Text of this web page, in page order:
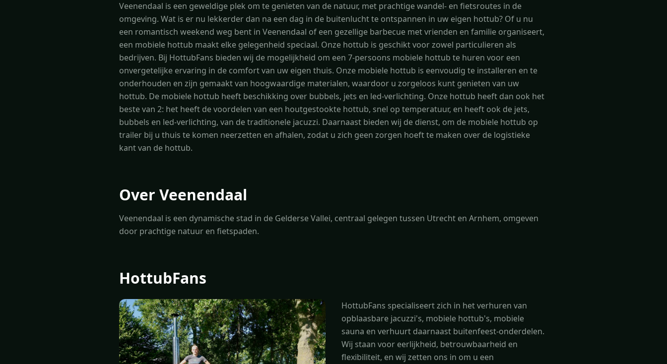
Veenendaal is een geweldige plek om te genieten van de natuur, met prachtige wandel- en fietsroutes in de
omgeving. Wat is er nu lekkerder dan na een dag in de buitenlucht te ontspannen in uw eigen hottub? Of u nu
een romantisch weekend weg bent in Veenendaal of een gezellige barbecue met vrienden en familie organiseert,
een mobiele hottub maakt elke gelegenheid speciaal. Onze hottub is geschikt voor zowel particulieren als
bedrijven. Bij HottubFans bieden wij de mogelijkheid om een 7-persoons mobiele hottub te huren voor een
onvergetelijke ervaring in de comfort van uw eigen thuis. Onze mobiele hottub is eenvoudig te installeren en te
onderhouden en zijn gemaakt van hoogwaardige materialen, waardoor u zorgeloos kunt genieten van uw
hottub. De mobiele hottub heeft beschikking over bubbels, jets en led-verlichting. Onze hottub heeft dan ook het
beste van 2: het heeft de voordelen van een houtgestookte hottub, snel op temperatuur, en heeft ook de jets,
bubbels en led-verlichting, van de traditionele jacuzzi. Daarnaast bieden wij de dienst, om de mobiele hottub op
trailer bij u thuis te komen neerzetten en afhalen, zodat u zich geen zorgen hoeft te maken over de logistieke
kant van de hottub.
Over Veenendaal
Veenendaal is een dynamische stad in de Gelderse Vallei, centraal gelegen tussen Utrecht en Arnhem, omgeven
door prachtige natuur en fietspaden.
HottubFans
HottubFans specialiseert zich in het verhuren van
opblaasbare jacuzzi's, mobiele hottub's, mobiele
sauna en verhuurt daarnaast buitenfeest-onderdelen.
Wij staan voor eerlijkheid, betrouwbaarheid en
flexibiliteit, en wij zetten ons in om u een